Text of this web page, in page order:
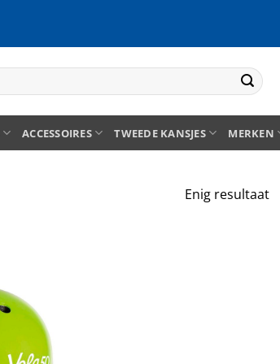
ACCESSOIRES TWEEDE KANSJES MERKEN
Enig resultaat